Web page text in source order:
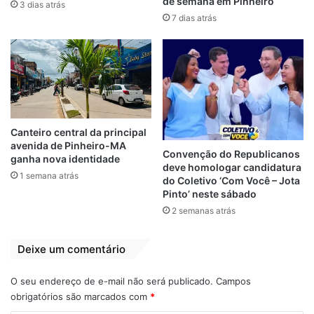
poder público foi o fato de as invasões de
terras indígenas terem aumentado desde o
início da pandemia de Covid-19. Como a
doença oferece riscos ainda maiores às
populações indígenas, o Ibama agiu para
impedir o contato dos garimpeiros com os
índios. Antes da operação, os fiscais
cumpriram 14 dias de quarentena
preventiva.
(Congresso em Foco)
Demissão
Ministro de Bolsonaro Ricardo Salles
3 dias atrás
7 dias atrás
Canteiro central da principal
avenida de Pinheiro-MA
ganha nova identidade
1 semana atrás
Convenção do Republicanos
deve homologar candidatura
do Coletivo ‘Com Você – Jota
Pinto’ neste sábado
2 semanas atrás
Deixe um comentário
O seu endereço de e-mail não será publicado. Campos
obrigatórios são marcados com *